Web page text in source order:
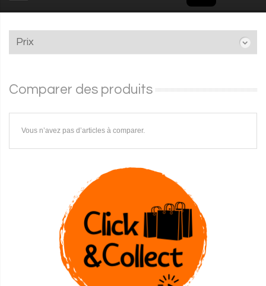
Prix
Comparer des produits
Vous n’avez pas d’articles à comparer.